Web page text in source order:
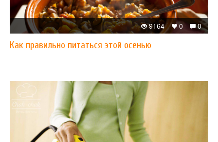
0
0
9164
Как правильно питаться этой осенью